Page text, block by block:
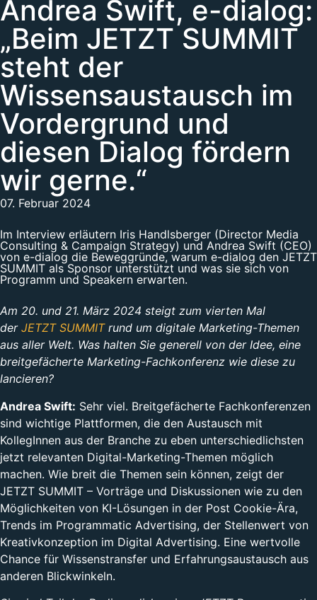
Andrea Swift, e-dialog:
„Beim JETZT SUMMIT
steht der
Wissensaustausch im
Vordergrund und
diesen Dialog fördern
wir gerne.“
07. Februar 2024
Im Interview erläutern Iris Handlsberger (Director Media
Consulting & Campaign Strategy) und Andrea Swift (CEO)
von e-dialog die Beweggründe, warum e-dialog den JETZT
SUMMIT als Sponsor unterstützt und was sie sich von
Programm und Speakern erwarten.
Am 20. und 21. März 2024 steigt zum vierten Mal
der JETZT SUMMITrund um digitale Marketing-Themen
aus aller Welt. Was halten Sie generell von der Idee, eine
breitgefächerte Marketing-Fachkonferenz wie diese zu
lancieren?
Andrea Swift: Sehr viel. Breitgefächerte Fachkonferenzen
sind wichtige Plattformen, die den Austausch mit
KollegInnen aus der Branche zu eben unterschiedlichsten
jetzt relevanten Digital-Marketing-Themen möglich
machen. Wie breit die Themen sein können, zeigt der
JETZT SUMMIT – Vorträge und Diskussionen wie zu den
Möglichkeiten von KI-Lösungen in der Post Cookie-Ära,
Trends im Programmatic Advertising, der Stellenwert von
Kreativkonzeption im Digital Advertising. Eine wertvolle
Chance für Wissenstransfer und Erfahrungsaustausch aus
anderen Blickwinkeln.